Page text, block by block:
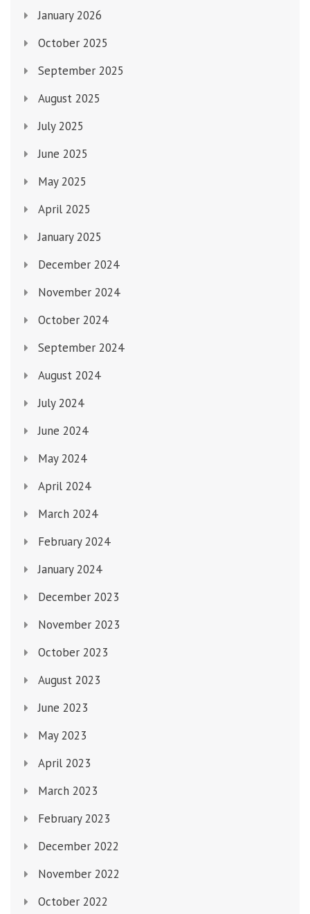
January 2026
October 2025
September 2025
August 2025
July 2025
June 2025
May 2025
April 2025
January 2025
December 2024
November 2024
October 2024
September 2024
August 2024
July 2024
June 2024
May 2024
April 2024
March 2024
February 2024
January 2024
December 2023
November 2023
October 2023
August 2023
June 2023
May 2023
April 2023
March 2023
February 2023
December 2022
November 2022
October 2022